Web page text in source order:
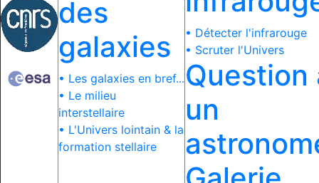
des
galaxies
• Les galaxies en bref...
• Le milieu
interstellaire
• L'Univers lointain & la
formation stellaire
• Détecter l'infrarouge
• Scruter l'Univers
Question
un